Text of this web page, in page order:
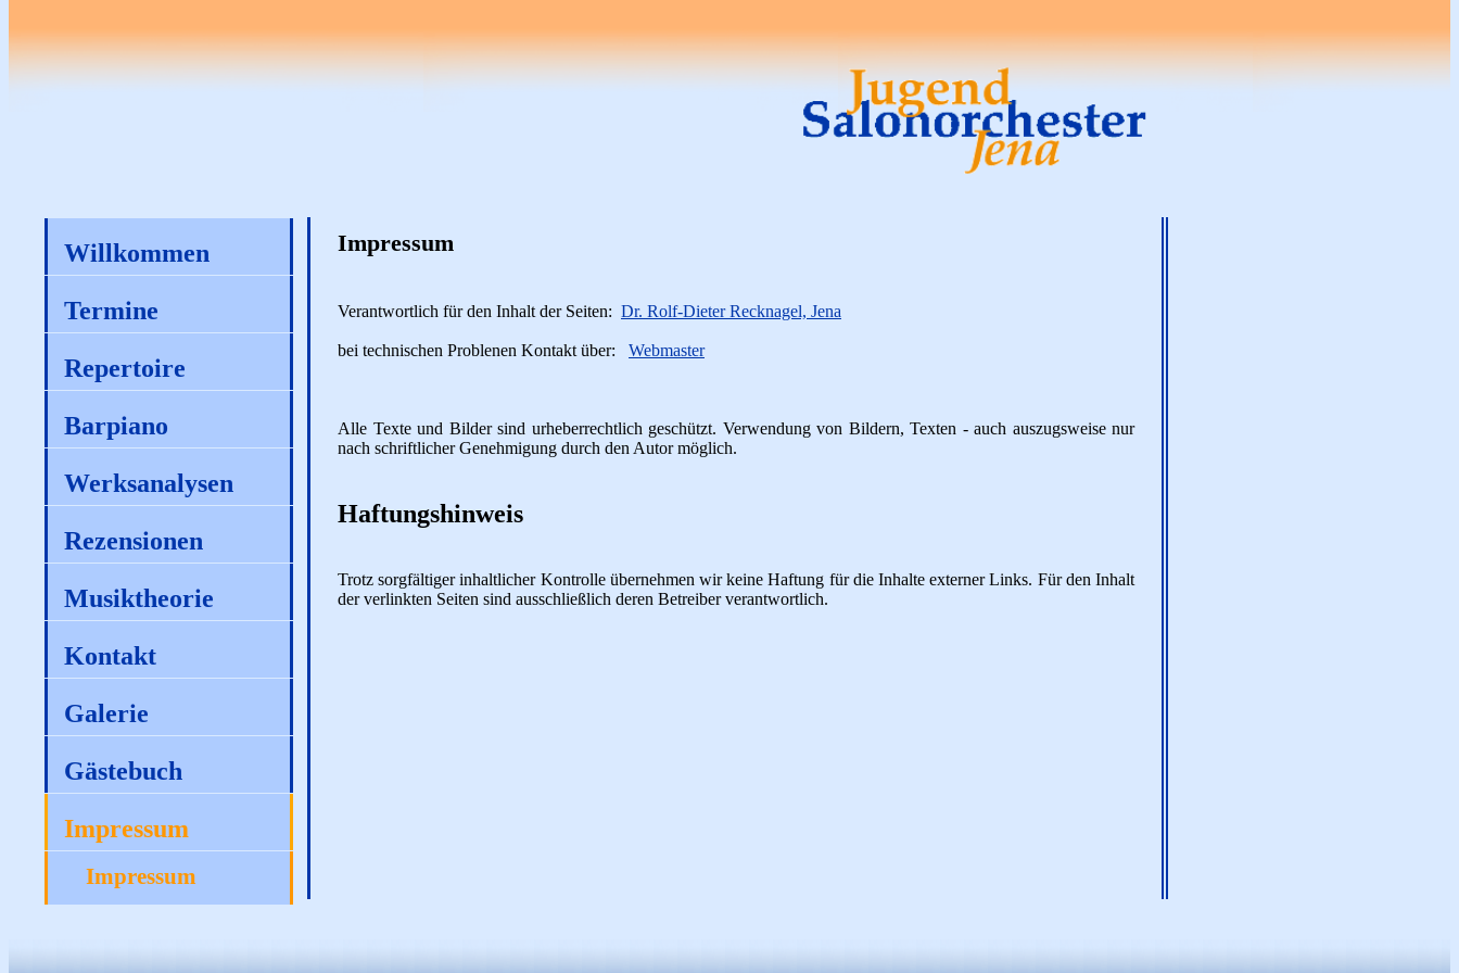
Willkommen
Termine
Repertoire
Barpiano
Werksanalysen
Rezensionen
Musiktheorie
Kontakt
Galerie
Gästebuch
Impressum
Impressum
Impressum
Verantwortlich für den Inhalt der Seiten: Dr. Rolf-Dieter Recknagel, Jena
bei technischen Problenen Kontakt über: Webmaster
Alle Texte und Bilder sind urheberrechtlich geschützt. Verwendung von Bildern, Texten - auch auszugsweise nur
nach schriftlicher Genehmigung durch den Autor möglich.
Haftungshinweis
Trotz sorgfältiger inhaltlicher Kontrolle übernehmen wir keine Haftung für die Inhalte externer Links. Für den Inhalt
der verlinkten Seiten sind ausschließlich deren Betreiber verantwortlich.